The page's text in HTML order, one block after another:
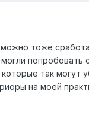
тоже
попробовать
так могут
на моей